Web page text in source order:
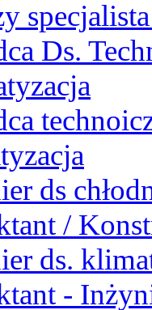
Ds.
ds
/
ds.
-